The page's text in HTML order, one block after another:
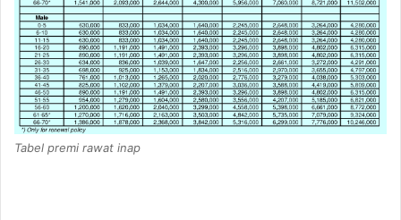
Tabel premi rawat inap